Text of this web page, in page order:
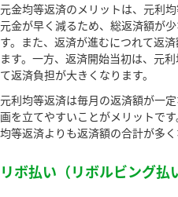
元金均等返済のメリットは、元利
元金が早く減るため、総返済額が
す。また、返済が進むにつれて返
ます。一方、返済開始当初は、元
て返済負担が大きくなります。
元利均等返済は毎月の返済額が一
画を立てやすいことがメリットで
均等返済よりも返済額の合計が多く
リボ払い（リボルビング払